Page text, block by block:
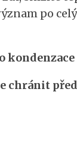
po
chránit